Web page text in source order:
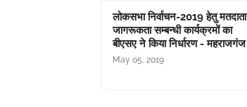
लोकसभा निर्वाचन-2019 हेतु मतदाता
जागरूकता सम्बन्धी कार्यक्रमों का
बीएसए ने किया निर्धारण - महराजगंज
May 05, 2019